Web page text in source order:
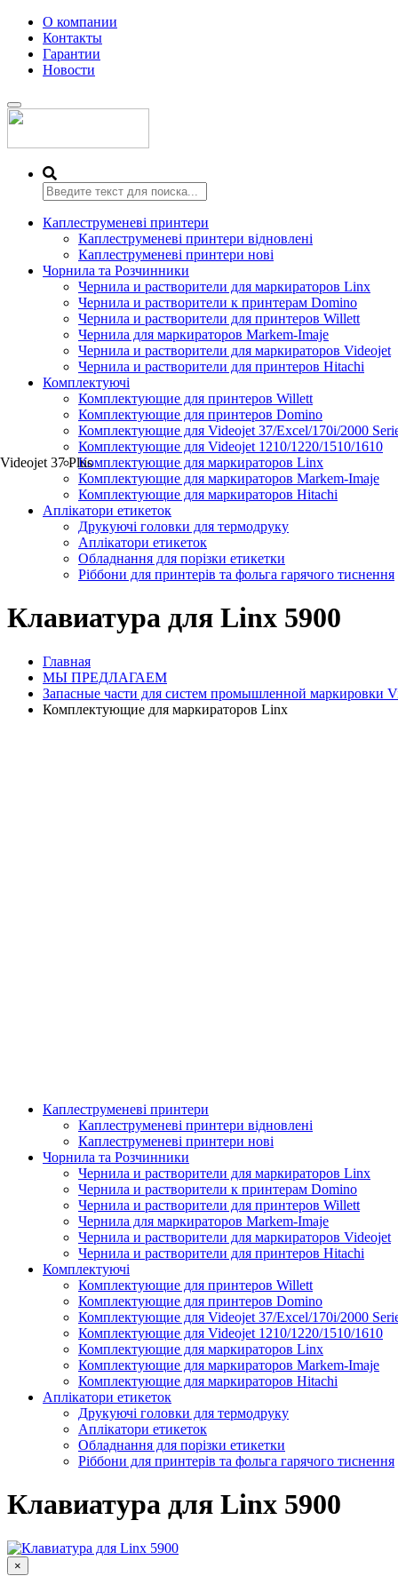
О компании
Контакты
Гарантии
Новости
Переключить
навигацию
Каплеструменеві принтери
Каплеструменеві принтери відновлені
Каплеструменеві принтери нові
Чорнила та Розчинники
Чернила и растворители для маркираторов Linx
Чернила и растворители к принтерам Domino
Чернила и растворители для принтеров Willett
Чернила для маркираторов Markem-Imaje
Чернила и растворители для маркираторов Videojet
Чернила и растворители для принтеров Hitachi
Комплектуючі
Комплектующие для принтеров Willett
Комплектующие для принтеров Domino
Комплектующие для Videojet 37/Excel/170i/2000
Комплектующие для Videojet 1210/1220/1510/1610
Комплектующие для маркираторов Linx
Комплектующие для маркираторов Markem-Imaje
Комплектующие для маркираторов Hitachi
Аплікатори етикеток
Друкуючі головки для термодруку
Аплікатори етикеток
Обладнання для порізки етикетки
Ріббони для принтерів та фольга гарячого тиснення
Клавиатура для Linx 5900
Главная
МЫ ПРЕДЛАГАЕМ
Запасные части для систем промышленной маркировки
Комплектующие для маркираторов Linx
Аплікатор для горизонтальної поклейки етикетки
Подробнее
Каплеструйный принтер CodPad S200 Plus для
Videojet 37 Plus
Каплеструменеві принтери
Каплеструменеві принтери відновлені
Каплеструменеві принтери нові
Чорнила та Розчинники
Чернила и растворители для маркираторов Linx
Чернила и растворители к принтерам Domino
Чернила и растворители для принтеров Willett
Чернила для маркираторов Markem-Imaje
Чернила и растворители для маркираторов Videojet
Чернила и растворители для принтеров Hitachi
Комплектуючі
Комплектующие для принтеров Willett
Комплектующие для принтеров Domino
Комплектующие для Videojet 37/Excel/170i/2000
Комплектующие для Videojet 1210/1220/1510/1610
Комплектующие для маркираторов Linx
Комплектующие для маркираторов Markem-Imaje
Комплектующие для маркираторов Hitachi
Аплікатори етикеток
Друкуючі головки для термодруку
Аплікатори етикеток
Обладнання для порізки етикетки
Ріббони для принтерів та фольга гарячого тиснення
Клавиатура для Linx 5900
×